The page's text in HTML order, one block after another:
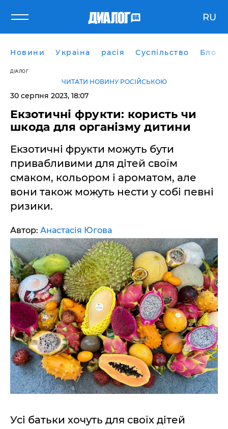
RU
Новини Україна расія Суспільство Блоги
ДІАЛОГ
ЧИТАТИ НОВИНУ РОСІЙСЬКОЮ
30 серпня 2023, 18:07
Екзотичні фрукти: користь чи
шкода для організму дитини
Екзотичні фрукти можуть бути
привабливими для дітей своїм
смаком, кольором і ароматом, але
вони також можуть нести у собі певні
ризики.
Автор: Анастасія Югова
Усі батьки хочуть для своїх дітей